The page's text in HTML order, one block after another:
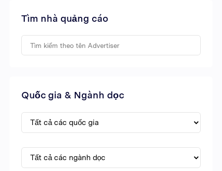
Tìm nhà quảng cáo
Quốc gia & Ngành dọc